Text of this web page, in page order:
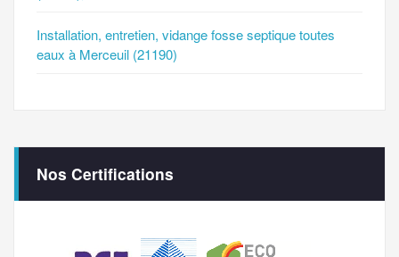
Installation, entretien, vidange fosse septique toutes
eaux à Merceuil (21190)
Nos Certifications